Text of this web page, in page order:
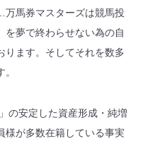
馬券マスターズは競馬投
を夢で終わらせない為の自
ります。そしてそれを数多
の安定した資産形成・純増
様が多数在籍している事実